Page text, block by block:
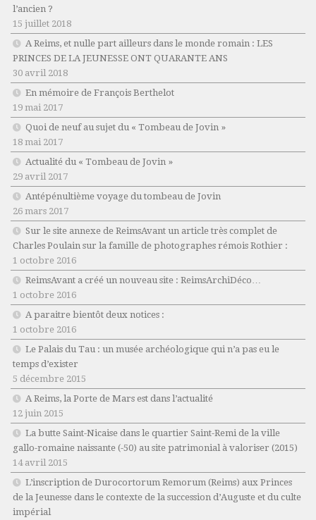
l’ancien ?
15 juillet 2018
A Reims, et nulle part ailleurs dans le monde romain : LES
PRINCES DE LA JEUNESSE ONT QUARANTE ANS
30 avril 2018
En mémoire de François Berthelot
19 mai 2017
Quoi de neuf au sujet du « Tombeau de Jovin »
18 mai 2017
Actualité du « Tombeau de Jovin »
29 avril 2017
Antépénultième voyage du tombeau de Jovin
26 mars 2017
Sur le site annexe de ReimsAvant un article très complet de
Charles Poulain sur la famille de photographes rémois Rothier :
1 octobre 2016
ReimsAvant a créé un nouveau site : ReimsArchiDéco…
1 octobre 2016
A paraitre bientôt deux notices :
1 octobre 2016
Le Palais du Tau : un musée archéologique qui n’a pas eu le
temps d’exister
5 décembre 2015
A Reims, la Porte de Mars est dans l’actualité
12 juin 2015
La butte Saint-Nicaise dans le quartier Saint-Remi de la ville
gallo-romaine naissante (-50) au site patrimonial à valoriser (2015)
14 avril 2015
L’inscription de Durocortorum Remorum (Reims) aux Princes
de la Jeunesse dans le contexte de la succession d’Auguste et du culte
impérial